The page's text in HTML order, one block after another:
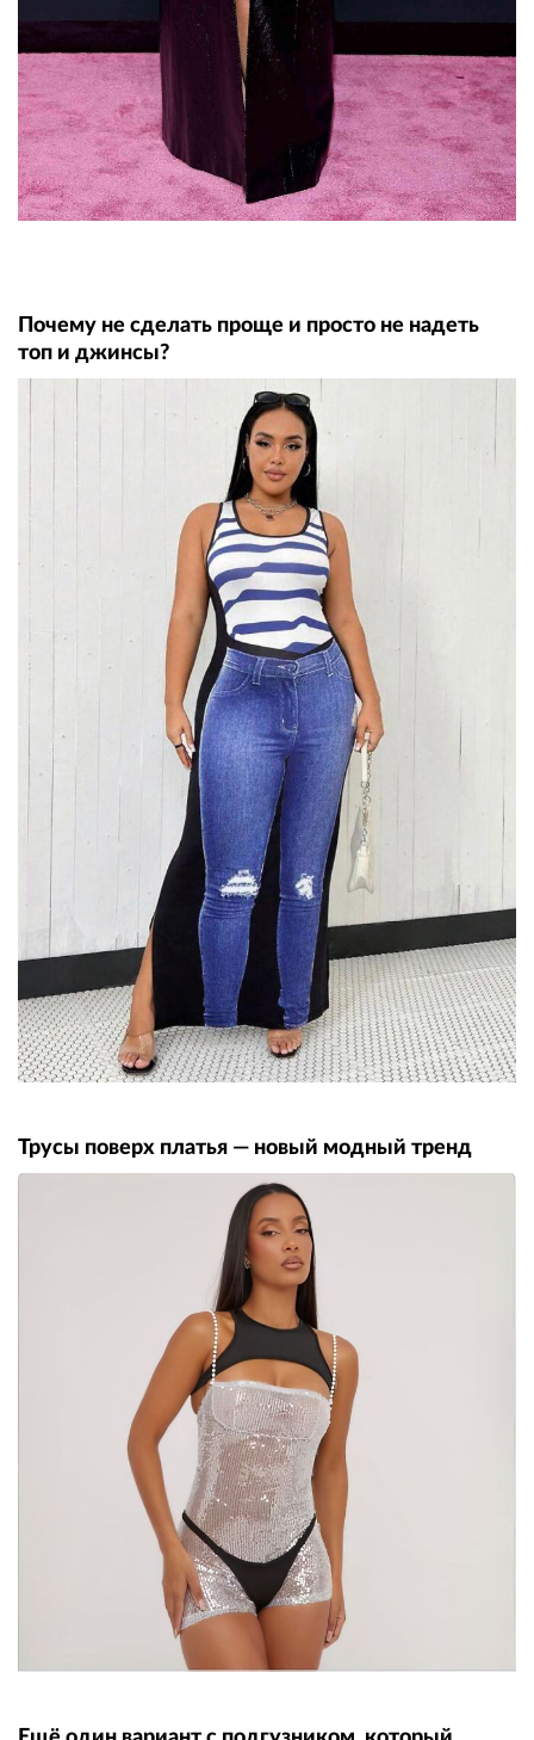
Почему не сделать проще и просто не надеть
топ и джинсы?
Трусы поверх платья — новый модный тренд